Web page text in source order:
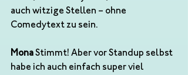
auch witzige Stellen – ohne
Comedytext zu sein.
Mona Stimmt! Aber vor Standup selbst
habe ich auch einfach super viel